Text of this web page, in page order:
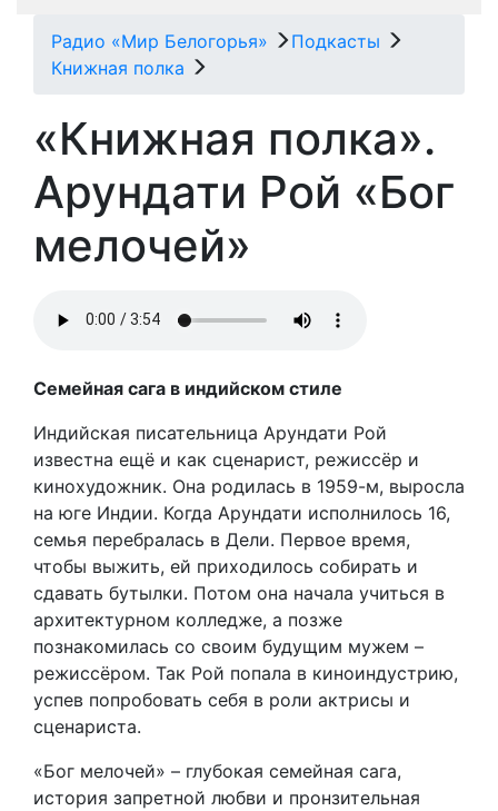
Радио «Мир Белогорья»
Подкасты
Книжная полка
«Книжная полка».
Арундати Рой «Бог
мелочей»
Семейная сага в индийском стиле
Индийская писательница Арундати Рой
известна ещё и как сценарист, режиссёр и
кинохудожник. Она родилась в 1959-м, выросла
на юге Индии. Когда Арундати исполнилось 16,
семья перебралась в Дели. Первое время,
чтобы выжить, ей приходилось собирать и
сдавать бутылки. Потом она начала учиться в
архитектурном колледже, а позже
познакомилась со своим будущим мужем –
режиссёром. Так Рой попала в киноиндустрию,
успев попробовать себя в роли актрисы и
сценариста.
«Бог мелочей» – глубокая семейная сага,
история запретной любви и пронзительная